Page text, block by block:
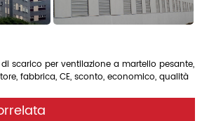
scarico per ventilazione a martello pesante,
fabbrica, CE, sconto, economico, qualità